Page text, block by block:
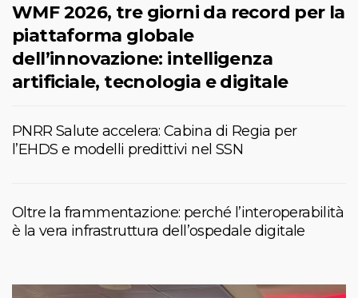
WMF 2026, tre giorni da record per la
piattaforma globale
dell’innovazione: intelligenza
artificiale, tecnologia e digitale
PNRR Salute accelera: Cabina di Regia per
l’EHDS e modelli predittivi nel SSN
Oltre la frammentazione: perché l’interoperabilità
è la vera infrastruttura dell’ospedale digitale